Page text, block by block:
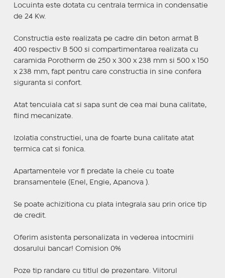
Locuinta este dotata cu centrala termica in condensatie
de 24 Kw.
Constructia este realizata pe cadre din beton armat B
400 respectiv B 500 si compartimentarea realizata cu
caramida Porotherm de 250 x 300 x 238 mm si 500 x 150
x 238 mm, fapt pentru care constructia in sine confera
siguranta si confort.
Atat tencuiala cat si sapa sunt de cea mai buna calitate,
fiind mecanizate.
Izolatia constructiei, una de foarte buna calitate atat
termica cat si fonica.
Apartamentele vor fi predate la cheie cu toate
bransamentele (Enel, Engie, Apanova ).
Se poate achizitiona cu plata integrala sau prin orice tip
de credit.
Oferim asistenta personalizata in vederea intocmirii
dosarului bancar! Comision 0%
Poze tip randare cu titlul de prezentare. Viitorul